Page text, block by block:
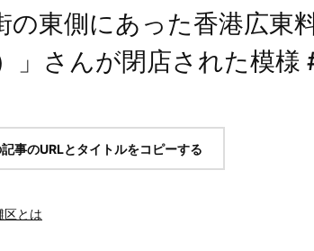
の東側にあった香港広東
」さんが閉店された模様
事のURLとタイトルをコピーする
区とは